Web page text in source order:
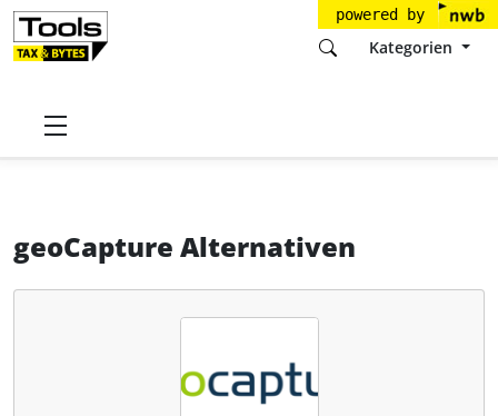
powered by
Kategorien
Startseite
geoCapture Alternativen